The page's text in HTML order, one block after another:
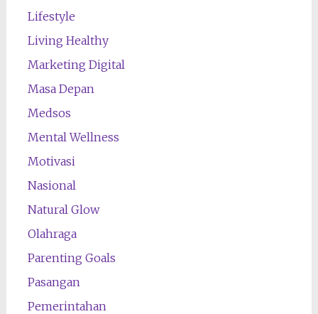
Lifestyle
Living Healthy
Marketing Digital
Masa Depan
Medsos
Mental Wellness
Motivasi
Nasional
Natural Glow
Olahraga
Parenting Goals
Pasangan
Pemerintahan